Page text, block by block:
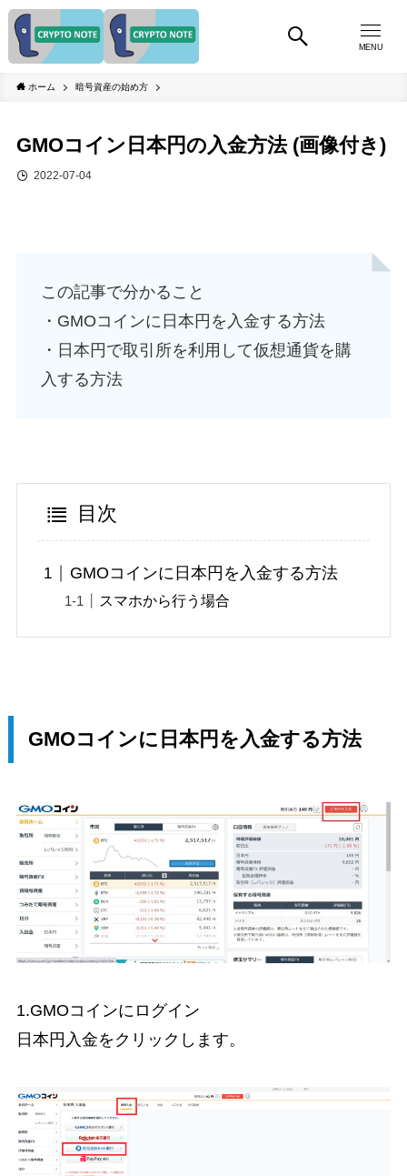
MENU
ホーム 暗号資産の始め方
GMOコイン日本円の入金方法 (画像付き)
2022-07-04
この記事で分かること
・GMOコインに日本円を入金する方法
・日本円で取引所を利用して仮想通貨を購
入する方法
目次
GMOコインに日本円を入金する方法
スマホから行う場合
GMOコインに日本円を入金する方法
1.GMOコインにログイン
日本円入金をクリックします。